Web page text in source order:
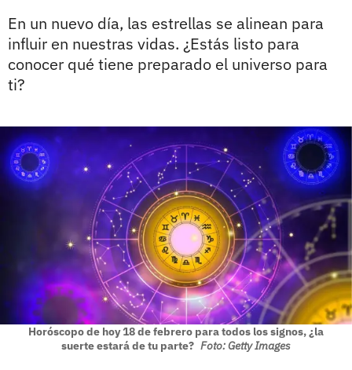
En un nuevo día, las estrellas se alinean para
influir en nuestras vidas. ¿Estás listo para
conocer qué tiene preparado el universo para
ti?
Horóscopo de hoy 18 de febrero para todos los signos, ¿la
suerte estará de tu parte? Foto: Getty Images